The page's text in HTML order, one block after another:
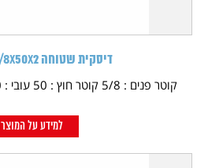
דיסקית שטוחה 5/8X50X2 - מגולוון
קוטר פנים : 5/8 קוטר חוץ : 50 עובי : 1.5-2.0 כמות בקופסא...
למידע על המוצר